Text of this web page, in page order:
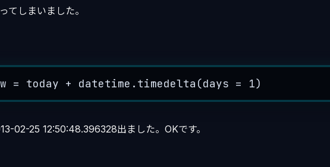
てしまいました。
= today + datetime. timedelta (days = 1)
02-25 12:50:48.396328出ました。OKです。